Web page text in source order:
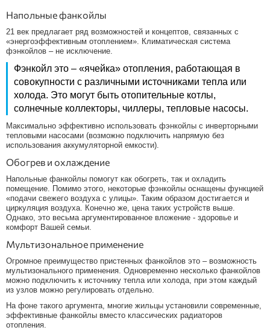
Напольные фанкойлы
21 век предлагает ряд возможностей и концептов, связанных с
«энергоэффективным отоплением». Климатическая система
фэнкойлов – не исключение.
Фэнкойл это – «ячейка» отопления, работающая в
совокупности с различными источниками тепла или
холода. Это могут быть отопительные котлы,
солнечные коллекторы, чиллеры, тепловые насосы.
Максимально эффективно использовать фэнкойлы с инверторными
тепловыми насосами (возможно подключить напрямую без
использования аккумуляторной емкости).
Обогрев и охлаждение
Напольные фанкойлы помогут как обогреть, так и охладить
помещение. Помимо этого, некоторые фэнкойлы оснащены функцией
«подачи свежего воздуха с улицы». Таким образом достигается и
циркуляция воздуха. Конечно же, цена таких устройств выше.
Однако, это весьма аргументированное вложение - здоровье и
комфорт Вашей семьи.
Мультизональное применение
Огромное преимущество пристенных фанкойлов это – возможность
мультизонального применения. Одновременно несколько фанкойлов
можно подключить к источнику тепла или холода, при этом каждый
из узлов можно регулировать отдельно.
На фоне такого аргумента, многие жильцы установили современные,
эффективные фанкойлы вместо классических радиаторов
отопления.